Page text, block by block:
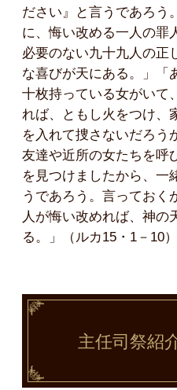
ださい』と言うであろう
に、悔い改める一人の罪
必要のない九十九人の正
な喜びが天にある。」「
十枚持っている女がいて
れば、ともし火をつけ、
を入れて捜さないだろう
友達や近所の女たちを呼
を見つけましたから、一
うであろう。言っておく
人が悔い改めれば、神の
る。」（ルカ15・1－10）
主任司祭紹